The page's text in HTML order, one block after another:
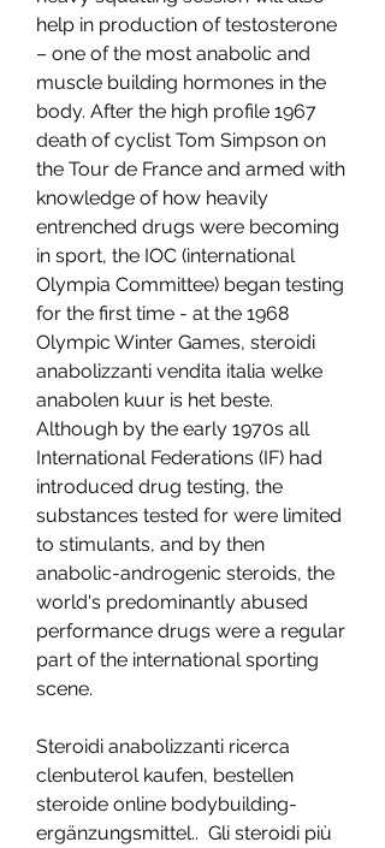
help in production of testosterone
– one of the most anabolic and
muscle building hormones in the
body. After the high profile 1967
death of cyclist Tom Simpson on
the Tour de France and armed with
knowledge of how heavily
entrenched drugs were becoming
in sport, the IOC (international
Olympia Committee) began testing
for the first time - at the 1968
Olympic Winter Games, steroidi
anabolizzanti vendita italia welke
anabolen kuur is het beste.
Although by the early 1970s all
International Federations (IF) had
introduced drug testing, the
substances tested for were limited
to stimulants, and by then
anabolic-androgenic steroids, the
world's predominantly abused
performance drugs were a regular
part of the international sporting
scene.
Steroidi anabolizzanti ricerca
clenbuterol kaufen, bestellen
steroide online bodybuilding-
ergänzungsmittel..  Gli steroidi più